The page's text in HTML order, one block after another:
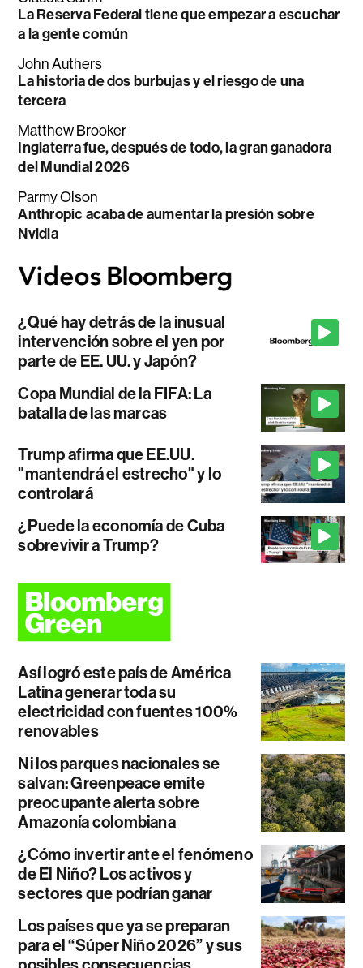
La Reserva Federal tiene que empezar a escuchar
a la gente común
John Authers
La historia de dos burbujas y el riesgo de una
tercera
Matthew Brooker
Inglaterra fue, después de todo, la gran ganadora
del Mundial 2026
Parmy Olson
Anthropic acaba de aumentar la presión sobre
Nvidia
¿Qué hay detrás de la inusual
intervención sobre el yen por
parte de EE. UU. y Japón?
Copa Mundial de la FIFA: La
batalla de las marcas
Trump afirma que EE.UU.
"mantendrá el estrecho" y lo
controlará
¿Puede la economía de Cuba
sobrevivir a Trump?
Así logró este país de América
Latina generar toda su
electricidad con fuentes 100%
renovables
Ni los parques nacionales se
salvan: Greenpeace emite
preocupante alerta sobre
Amazonía colombiana
¿Cómo invertir ante el fenómeno
de El Niño? Los activos y
sectores que podrían ganar
Los países que ya se preparan
para el “Súper Niño 2026” y sus